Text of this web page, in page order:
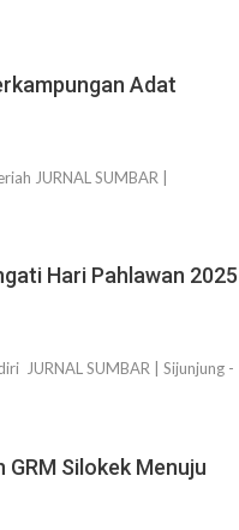
Adat
JURNAL SUMBAR |
Hari Pahlawan 2025
JURNAL SUMBAR | Sijunjung -
Silokek Menuju